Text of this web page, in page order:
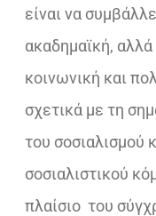
είναι να
ακαδημαϊκή,
κοινωνική και
σχετικά με τη
του σοσιαλισμού
σοσιαλιστικού
πλαίσιο του